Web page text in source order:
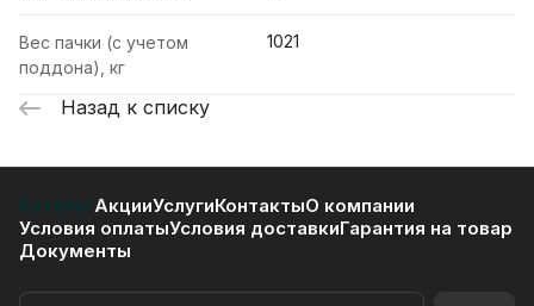
Вес пачки (с учетом
поддона), кг
1021
Назад к списку
КаталогАкцииУслугиКонтактыО компании
Условия оплатыУсловия доставкиГарантия на товар
Документы